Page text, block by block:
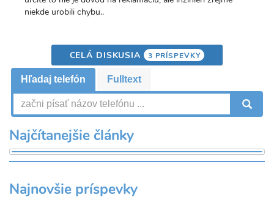
niekde urobili chybu..
CELÁ DISKUSIA 3 PRÍSPEVKY
Hľadaj telefón Fulltext
Najčítanejšie články
Najnovšie príspevky